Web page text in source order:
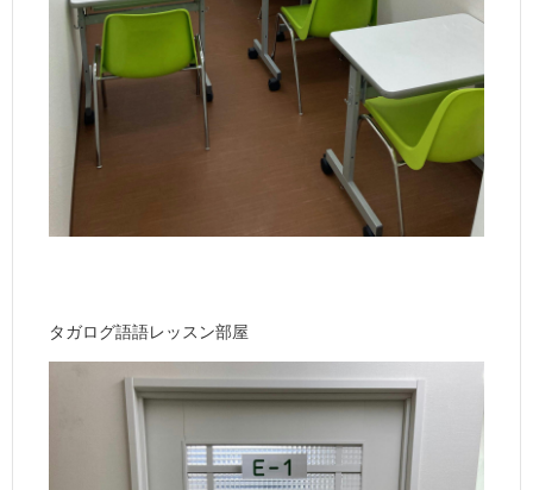
タガログ語語レッスン部屋